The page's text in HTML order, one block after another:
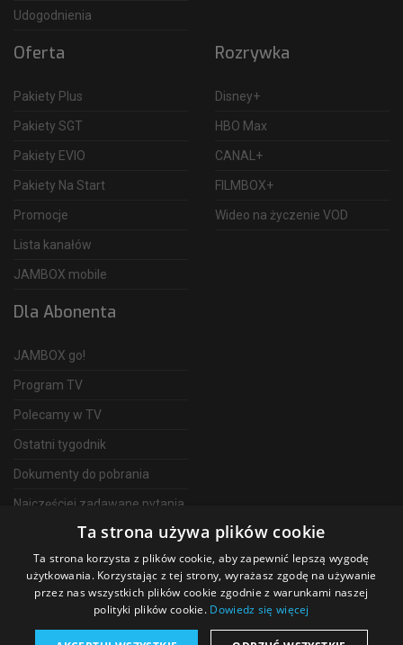
Udogodnienia
Oferta
Pakiety Plus
Pakiety SGT
Pakiety EVIO
Pakiety Na Start
Promocje
Lista kanałów
JAMBOX mobile
Rozrywka
Disney+
HBO Max
CANAL+
FILMBOX+
Wideo na życzenie VOD
Dla Abonenta
JAMBOX go!
Program TV
Polecamy w TV
Ostatni tygodnik
Dokumenty do pobrania
Najczęściej zadawane pytania
Telewizja Światłowodowa
Ta strona używa plików cookie
Ta strona korzysta z plików cookie, aby zapewnić lepszą wygodę
użytkowania. Korzystając z tej strony, wyrażasz zgodę na używanie
przez nas wszystkich plików cookie zgodnie z warunkami naszej
polityki plików cookie. Dowiedz się więcej